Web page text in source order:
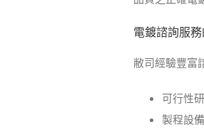
電鍍諮詢服
敝司經驗豐富
可行性
製程設